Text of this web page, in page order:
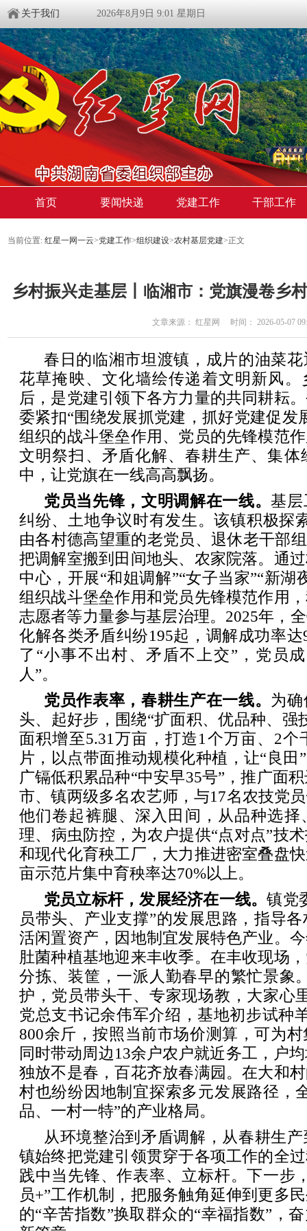
关于我们 2026年8月9日 9:01 星期日
首页 要闻快递 党建工作 干部工作
当前位置: 红星一网一云>党建工作>组织建设>农村基层党建>正文
乡村振兴走基层丨临湘市：党旗漫卷乡
文章来源： 红星网 时间： 2026-05-07
春日的临湘市坦渡镇，成片的油菜
花草掩映、文化墙绘传递着文明新风。
后，是党建引领下各方力量的共同耕耘
委紧扣“围绕发展抓党建，抓好党建促发
组织的战斗堡垒作用、党员的先锋模范
文明祭扫、矛盾化解、春耕生产、集体
中，让党旗在一线高高飘扬。
党员当先锋，文明调解在一线。 基
纠纷、土地争议时有发生。该镇积极探
由各村德高望重的老党员、退休老干部
把调解室搬到田间地头、农家院落。通
中心，开展“和姐调解”“女子当家”“新湖
组织战斗堡垒作用和党员先锋模范作用
志愿者等力量参与基层治理。2025年，
化解各类矛盾纠纷195起，调解成功率
了“小事不出村、矛盾不上交”，党员
人”。
党员作表率，春耕生产在一线。 为
头、起好步，围绕“扩面积、优品种、强
面积增至5.31万亩，打造1个万亩、2个
片，以点带面推动规模化种植，让“良田
广镉低积累品种“中安早35号”，推广面
市、镇两级多名农艺师，与17名农技党
他们卷起裤腿、深入田间，从品种选择
理、病虫防控，为农户提供“点对点”技
和现代化育秧工厂，大力推进密室叠盘
亩示范片集中育秧率达70%以上。
党员立标杆，发展经济在一线。镇党
员带头、产业支撑”的发展思路，指导
活闲置资产，因地制宜发展特色产业。
肚菌种植基地迎来丰收季。在丰收现场
分拣、装筐，一派人勤春早的繁忙景象
护，党员带头干、专家现场教，大家心
党总支书记余伟军介绍，基地初步试种
800余斤，按照当前市场价测算，可为
同时带动周边13余户农户就近务工，户
独放不是春，百花齐放春满园。在大和
村也纷纷因地制宜探索多元发展路径，
品、一村一特”的产业格局。
从环境整治到矛盾调解，从春耕生
镇始终把党建引领贯穿于各项工作的全
践中当先锋、作表率、立标杆。下一步
员+”工作机制，把服务触角延伸到更多
的“辛苦指数”换取群众的“幸福指数”，